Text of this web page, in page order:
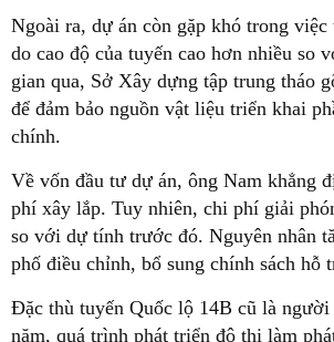
Ngoài ra, dự án còn gặp khó trong việc
do cao độ của tuyến cao hơn nhiều so
gian qua, Sở Xây dựng tập trung tháo
để đảm bảo nguồn vật liệu triển khai
chính.
Về vốn đầu tư dự án, ông Nam khẳng
phí xây lắp. Tuy nhiên, chi phí giải
so với dự tính trước đó. Nguyên nhân
phố điều chỉnh, bổ sung chính sách hỗ
Đặc thù tuyến Quốc lộ 14B cũ là người
năm, quá trình phát triển đô thị làm